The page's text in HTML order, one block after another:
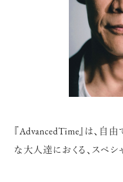
俳優
『AdvancedTime』は、自
な大人達におくる、スペシ